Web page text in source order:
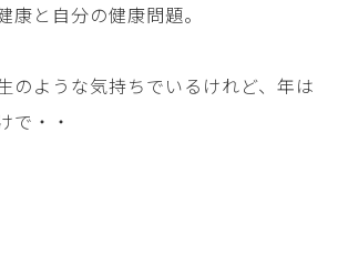
康と自分の健康問題。
のような気持ちでいるけれど、年は
で・・